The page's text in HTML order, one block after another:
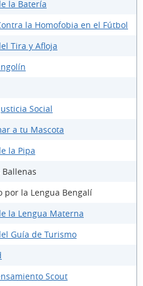
la Batería
la Homofobia en el Fútbol
Tira y Afloja
Social
a tu Mascota
la Pipa
por la Lengua Bengalí
la Lengua Materna
Guía de Turismo
Scout